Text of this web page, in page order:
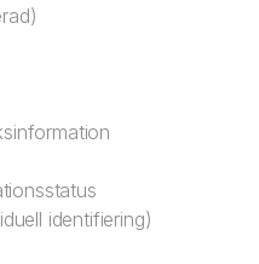
identifiering)